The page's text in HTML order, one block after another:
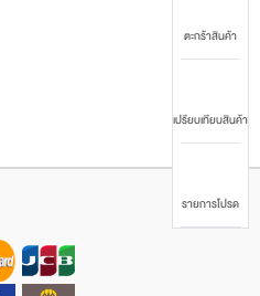
ตะกร้าสินค้า
เปรียบเทียบสินค้า
รายการโปรด